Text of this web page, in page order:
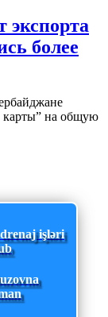
экспорта
более
карты” на общую
işləri